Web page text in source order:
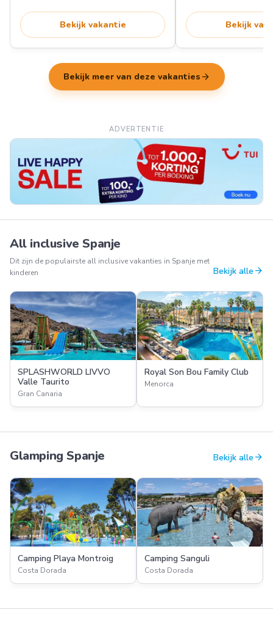
Bekijk vakantie Bekijk
Bekijk meer van deze vakanties arrow_forward
ADVERTENTIE
All inclusive Spanje
Dit zijn de populairste all inclusive vakanties in Spanje met
kinderen
Bekijk alle arrow_forward
SPLASHWORLD LIVVO
Valle Taurito
Gran Canaria
Royal Son Bou Family Club
Menorca
Glamping Spanje Bekijk alle arrow_forward
Camping Playa Montroig
Costa Dorada
Camping Sanguli
Costa Dorada